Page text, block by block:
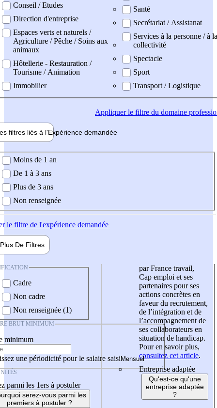
Conseil / Etudes
Direction d'entreprise
Espaces verts et naturels /
Agriculture / Pêche / Soins aux
animaux
Hôtellerie - Restauration /
Tourisme / Animation
Immobilier
Santé
Secrétariat / Assistanat
Services à la personne / à la
collectivité
Spectacle
Sport
Transport / Logistique
Appliquerle filtre du domaine
filtres liés à l'Expérience demandée
demandée
Moins de 1 an
De 1 à 3 ans
Plus de 3 ans
Non renseignée
le filtre de l'expérience demandée
Plus De Filtres
Cadre
Non cadre
Non renseignée (1)
BRUT MINIMUM
minimum
une périodicité pour le salaire saisi
parmi les 1ers à postuler
serez-vous parmi les
premiers à postuler ?
par France travail,
Cap emploi et ses
partenaires pour ses
actions concrètes en
faveur du recrutement,
de l’intégration et de
l’accompagnement de
ses collaborateurs en
situation de handicap.
Pour en savoir plus,
consultez cet article.
Entreprise adaptée
Qu'est-ce qu'une
entreprise adaptée
?